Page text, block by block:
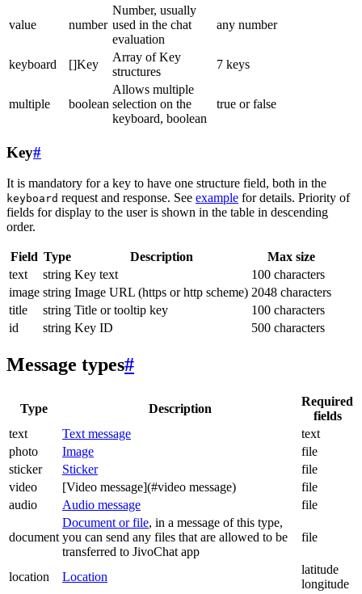
value number
Number, usually
used in the chat
evaluation
any number
keyboard []Key
Array of Key
structures
7 keys
multiple boolean
Allows multiple
selection on the
keyboard, boolean
true or false
Key#
It is mandatory for a key to have one structure field, both in the
keyboard request and response. See example for details. Priority of
fields for display to the user is shown in the table in descending
order.
Field Type Description
Max size
text
string Key text
100 characters
image string Image URL (https or http scheme) 2048 characters
title
string Title or tooltip key
100 characters
id
string Key ID 500 characters
Message types#
Type Description
Required
fields
text
Text message
text
photo
Image
file
sticker
Sticker
file
video
[Video message](#video message)
file
audio
Audio message file
document
Document or file, in a message of this type,
you can send any files that are allowed to be
transferred to JivoChat app
file
location Location
latitude
longitude